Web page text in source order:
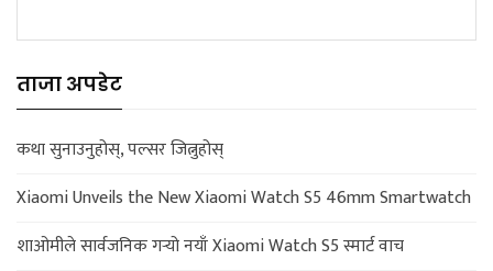
ताजा अपडेट
कथा सुनाउनुहोस्, पल्सर जित्नुहोस्
Xiaomi Unveils the New Xiaomi Watch S5 46mm Smartwatch
शाओमीले सार्वजनिक गर्‍यो नयाँ Xiaomi Watch S5 स्मार्ट वाच